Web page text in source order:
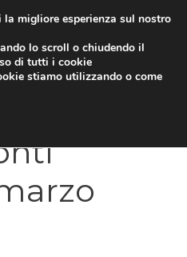
migliore esperienza sul nostro
lo scroll o chiudendo il
di tutti i cookie
stiamo utilizzando o come